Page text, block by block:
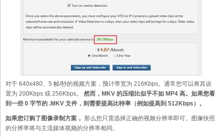
对于 640x480、5 帧/秒的视频方案，预计带宽为 216Kbps。通常您可以将其设
置为 200Kbps 或 256Kbps。 然而，MKV 的压缩比似乎不如 MP4 高。如果您看
到一些 0 字节的 .MKV 文件，则需要提高比特率（例如提高到 512Kbps）。
如果您订购了图像录制方案， 那么您只需选择正确的视频分辨率即可。图像快照
的分辨率将与主流媒体视频的分辨率相同。